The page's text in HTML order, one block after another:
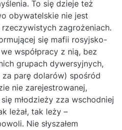
To się dzieje też
obywatelskie nie jest
zagrożeniach.
się mafii rosyjsko-
współpracy z nią, bez
grupach dywersyjnych,
za parę dolarów) spośród
nie zarejestrowanej,
młodzieży zza wschodniej
leżał, tak leży –
Nie słyszałem